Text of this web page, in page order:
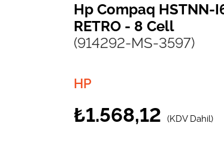
Hp Compaq HSTNN-
RETRO - 8 Cell
(914292-MS-3597)
HP
₺1.568,12 (KDV Dahil)